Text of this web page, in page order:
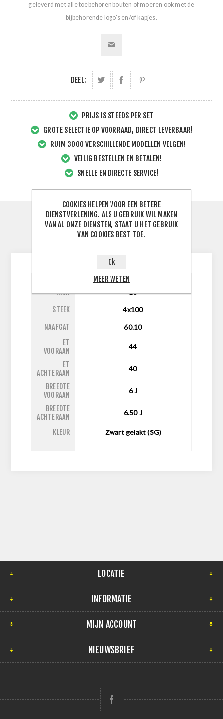
geleverd met alle toebehoren bouten of moeren ook met de
bijbehorende logo's en/of kapjes.
DEEL:
PRIJS IS STEEDS PER SET
GROTE SELECTIE OP VOORRAAD, DIRECT LEVERBAAR!
RUIM 3000 VERSCHILLENDE MODELLEN VELGEN!
VEILIG BESTELLEN EN BETALEN!
SNELLE EN DIRECTE SERVICE!
SPECIFICATIES
INCH 16
STEEK 4x100
NAAFGAT
60.10
ET
VOORAAN
44
ET
ACHTERAAN
40
BREEDTE
VOORAAN
6J
BREEDTE
ACHTERAAN
6.50J
KLEUR Zwart gelakt (SG)
LOCATIE
INFORMATIE
MIJN ACCOUNT
NIEUWSBRIEF
COOKIES HELPEN VOOR EEN BETERE
DIENSTVERLENING. ALS U GEBRUIK WIL MAKEN
VAN AL ONZE DIENSTEN, STAAT U HET GEBRUIK
VAN COOKIES BEST TOE.
Ok
MEER WETEN